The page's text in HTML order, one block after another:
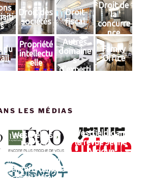
Droit des
sociétés
Droit
fiscal
Droit de
la
concurre
nce
du
Propriété
intellectu
elle
Autres
domaine
s
d'experti
Family
Office
LES MÉDIAS
Westfield sur
Les ECO
Westfield dans
la revue Jeune
Afrique
Interview de Me
Benzarti dans la
série L'affaire